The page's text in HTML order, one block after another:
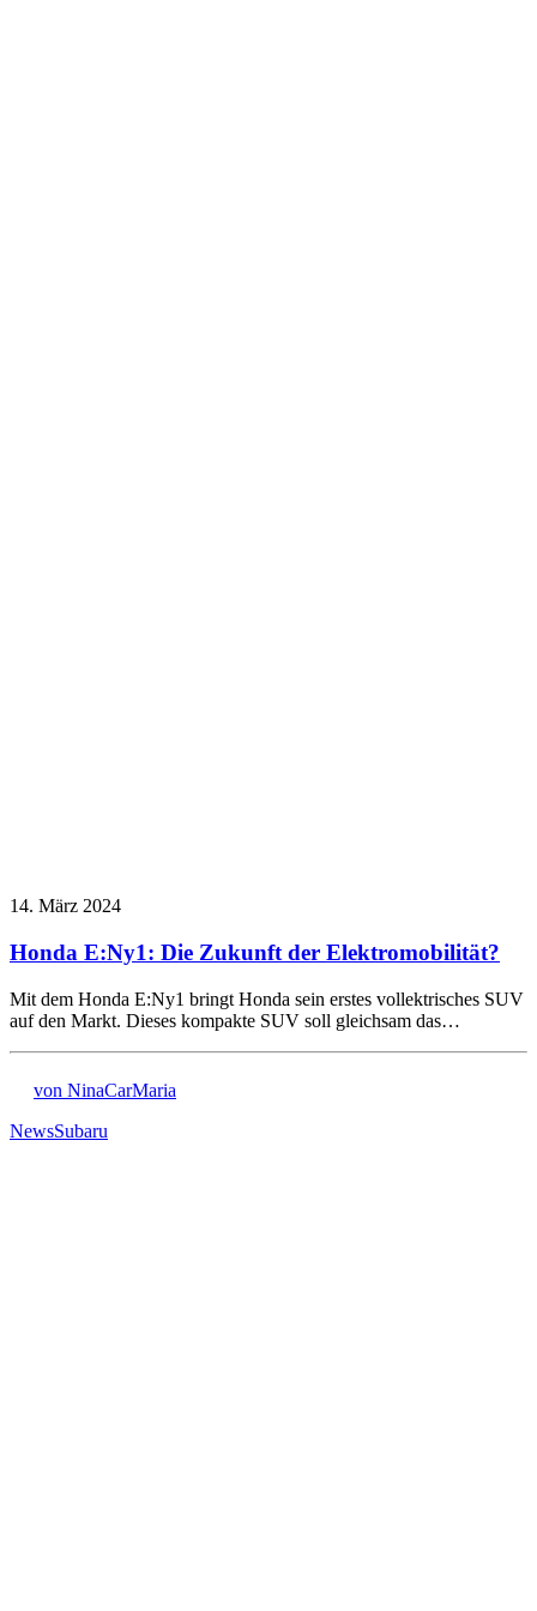
14. März 2024
Honda E:Ny1: Die Zukunft der Elektromobilität?
Mit dem Honda E:Ny1 bringt Honda sein erstes vollektrisches SUV
auf den Markt. Dieses kompakte SUV soll gleichsam das…
von NinaCarMaria
NewsSubaru